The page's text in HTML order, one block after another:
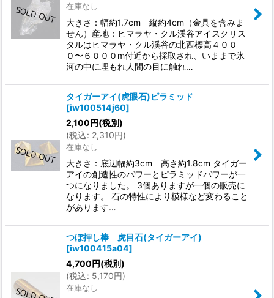
在庫なし
大きさ：幅約1.7cm 縦約4cm（金具を含みま
せん）産地：ヒマラヤ・クル渓谷アイスクリス
タルはヒマラヤ・クル渓谷の北西標高４００
０〜６０００m付近から採取され、いままで氷
河の中に埋もれ人間の目に触れ…
タイガーアイ(虎眼石)ピラミッド
[iw100514j60]
2,100円(税別)
(税込: 2,310円)
在庫なし
大きさ：底辺幅約3cm 高さ約1.8cm タイガー
アイの創造性のパワーとピラミッドパワーが一
つになりました。 3個ありますが一個の販売に
なります。 石の特性により模様など変わること
があります…
つぼ押し棒 虎目石(タイガーアイ)
[iw100415a04]
4,700円(税別)
(税込: 5,170円)
在庫なし